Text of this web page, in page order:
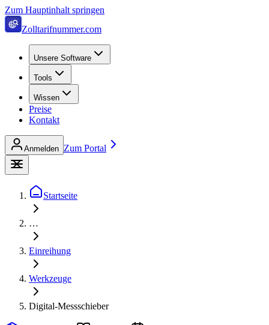
Zum Hauptinhalt springen
Zolltarifnummer.com
Unsere Software
Tools
Wissen
Preise
Kontakt
Anmelden Zum Portal
Startseite
…
Einreihung
Werkzeuge
Digital-Messschieber